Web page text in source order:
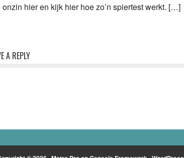
hier en kijk hier hoe zo’n spiertest werkt. […]
A REPLY